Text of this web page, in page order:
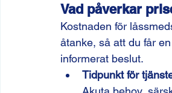
Vad påverkar
Kostnaden för
åtanke, så att du får
informerat beslut.
Tidpunkt för